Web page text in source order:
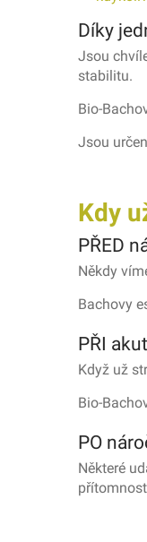
Díky
Jsou
stabilitu.
Bio-
Jsou
Kdy
PŘED
Někdy
Bachovy
PŘI
Když už
Bio-
PO
Některé